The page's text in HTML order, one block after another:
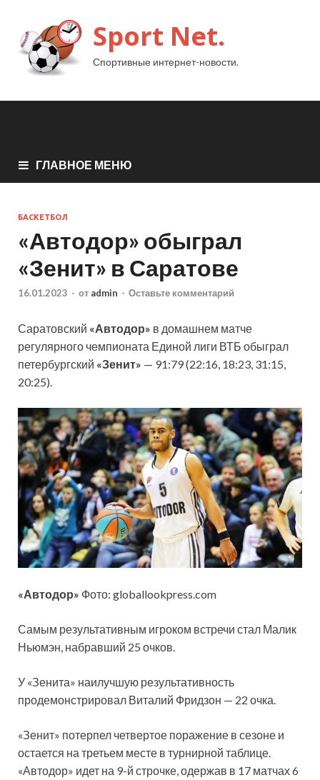
Sport Net.
Спортивные интернет-новости.
ГЛАВНОЕ МЕНЮ
БАСКЕТБОЛ
«Автодор» обыграл
«Зенит» в Саратове
16.01.2023 - от admin - Оставьте комментарий
Саратовский «Автодор» в домашнем матче
регулярного чемпионата Единой лиги ВТБ обыграл
петербургский «Зенит» — 91:79 (22:16, 18:23, 31:15,
20:25).
«Автодор» Фото: globallookpress.com
Самым результативным игроком встречи стал Малик
Ньюмэн, набравший 25 очков.
У «Зенита» наилучшую результативность
продемонстрировал Виталий Фридзон — 22 очка.
«Зенит» потерпел четвертое поражение в сезоне и
остается на третьем месте в турнирной таблице.
«Автодор» идет на 9-й строчке, одержав в 17 матчах 6